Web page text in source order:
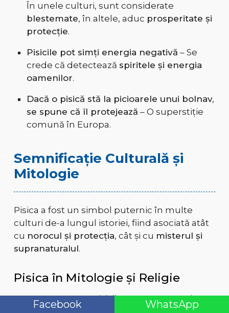
În unele culturi, sunt considerate
blestemate, în altele, aduc prosperitate și
protecție.
Pisicile pot simți energia negativă – Se
crede că detectează spiritele și energia
oamenilor.
Dacă o pisică stă la picioarele unui bolnav,
se spune că îl protejează – O superstiție
comună în Europa.
Semnificație Culturală și
Mitologie
Pisica a fost un simbol puternic în multe
culturi de-a lungul istoriei, fiind asociată atât
cu norocul și protecția, cât și cu misterul și
supranaturalul.
Pisica în Mitologie și Religie
Egiptul Antic– Pisicile erau venerate, iar
Facebook WhatsApp